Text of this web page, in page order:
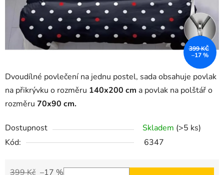
Dvoudílné povlečení na jednu postel, sada obsahuje povlak
na přikrývku o rozměru 140x200 cm a povlak na polštářo
rozměru 70x90 cm.
Dostupnost Skladem (>5 ks)
Kód:
6347
399 Kč –17 %
399 KČ
–17 %